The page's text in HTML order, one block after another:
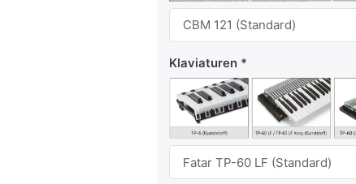
Klaviaturen